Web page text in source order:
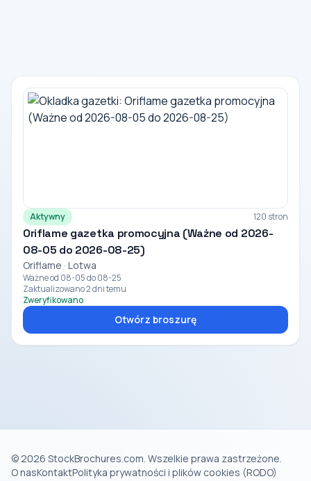
Aktywny 120 stron
Oriflame gazetka promocyjna (Ważne od 2026-
08-05 do 2026-08-25)
Oriflame · Lotwa
Ważne od 08-05 do 08-25
Zaktualizowano 2 dni temu
Zweryfikowano
Otwórz broszurę
© 2026 StockBrochures.com. Wszelkie prawa zastrzeżone.
O nasKontaktPolityka prywatności i plików cookies (RODO)